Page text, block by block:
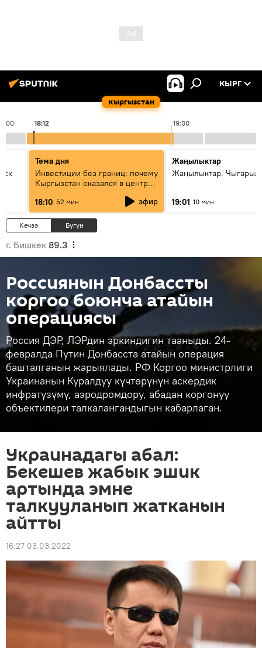
Кыргызстан
КЫРГ
19:00
18:12
Тема дня
Инвестиции без границ: почему
Кыргызстан оказался в центре
18:10 52 мин эфир
Жаңылыктар
Жаңылыктар.
19:01 10 мин
Кечээ Бүгүн
г. Бишкек 89.3
Россиянын Донбассты
коргоо боюнча атайын
операциясы
Россия ДЭР, ЛЭРдин эркиндигин тааныды. 24-
февралда Путин Донбасста атайын операция
башталганын жарыялады. РФ Коргоо министрлиги
Украинанын Куралдуу күчтөрүнүн аскердик
инфратүзүмү, аэродромдору, абадан коргонуу
объектилери талкалангандыгын кабарлаган.
Украинадагы абал:
Бекешев жабык эшик
артында эмне
талкууланып жатканын
айтты
16:27 03.03.2022